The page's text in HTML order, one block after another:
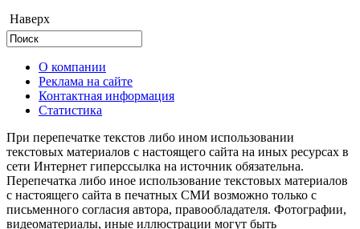
Наверх
О компании
Реклама на сайте
Контактная информация
Статистика
При перепечатке текстов либо ином использовании
текстовых материалов с настоящего сайта на иных ресурсах в
сети Интернет гиперссылка на источник обязательна.
Перепечатка либо иное использование текстовых материалов
с настоящего сайта в печатных СМИ возможно только с
письменного согласия автора, правообладателя. Фотографии,
видеоматериалы, иные иллюстрации могут быть